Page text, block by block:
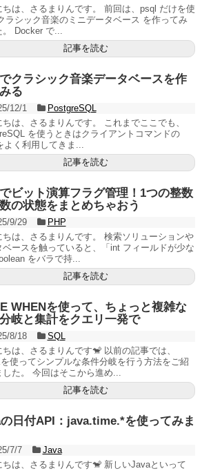
ちは、さるまりんです。 前回は、psql だけを使
ラシック音楽のミニデータベース を作ってみ
。 Docker で...
記事を読む
クラシック音楽データベースを作
る
12/1
PostgreSQL
ちは、さるまりんです。 これまでここでも、
を使うときはクライアントコマンドの
よく利用してきま...
記事を読む
ビット演算フラグ管理！1つの整数
の状態をまとめちゃおう
9/29
PHP
ちは、さるまりんです。 検索ソリューションや
ベースを触っていると、「int フィールドが少な
をバラで持...
記事を読む
WHENを使って、ちょっと複雑な
岐と集計をクエリ一発で
8/18
SQL
ちは、さるまりんです🐒 以前の記事では、
使ってシンプルな条件分岐を行う方法をご紹
た。 今回はそこから進め...
記事を読む
日付API：java.time.*を使ってみま
7/7
Java
ちは、さるまりんです🐒 新しいJavaといって